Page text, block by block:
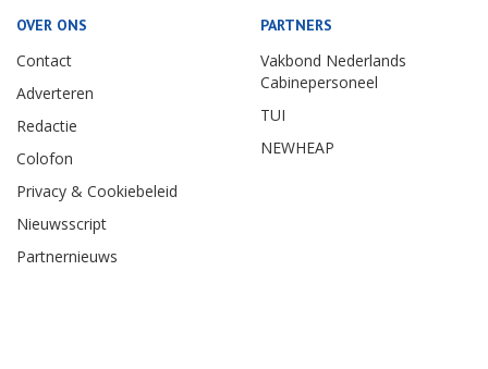
OVER ONS
Contact
Adverteren
Redactie
Colofon
Privacy & Cookiebeleid
Nieuwsscript
Partnernieuws
PARTNERS
Vakbond Nederlands
Cabinepersoneel
TUI
NEWHEAP